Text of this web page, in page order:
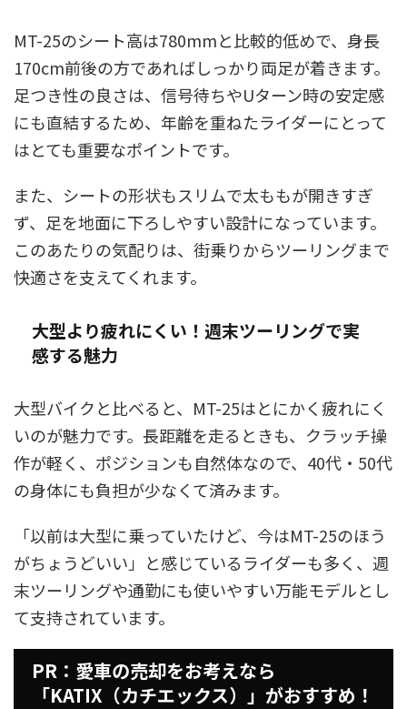
MT-25のシート高は780mmと比較的低めで、身長
170cm前後の方であればしっかり両足が着きます。
足つき性の良さは、信号待ちやUターン時の安定感
にも直結するため、年齢を重ねたライダーにとって
はとても重要なポイントです。
また、シートの形状もスリムで太ももが開きすぎ
ず、足を地面に下ろしやすい設計になっています。
このあたりの気配りは、街乗りからツーリングまで
快適さを支えてくれます。
大型より疲れにくい！週末ツーリングで実
感する魅力
大型バイクと比べると、MT-25はとにかく疲れにく
いのが魅力です。長距離を走るときも、クラッチ操
作が軽く、ポジションも自然体なので、40代・50代
の身体にも負担が少なくて済みます。
「以前は大型に乗っていたけど、今はMT-25のほう
がちょうどいい」と感じているライダーも多く、週
末ツーリングや通勤にも使いやすい万能モデルとし
て支持されています。
PR：愛車の売却をお考えなら
「KATIX（カチエックス）」がおすすめ！